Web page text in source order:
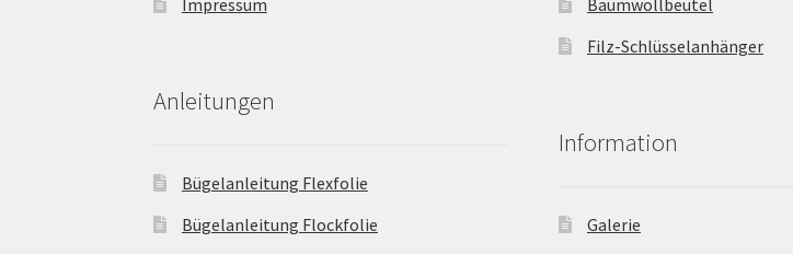
Anleitungen
Bügelanleitung Flexfolie
Bügelanleitung Flockfolie
Filz-Schlüsselanhänger
Information
Galerie